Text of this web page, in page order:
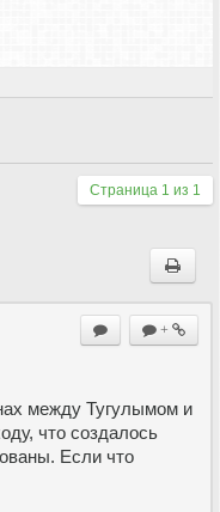
Страница 1 из 1
+
между Тугулымом и
что создалось
Если что